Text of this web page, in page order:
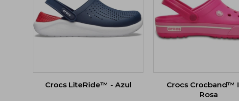
Crocs LiteRide™ - Azul
Crocs Crocband™
Rosa